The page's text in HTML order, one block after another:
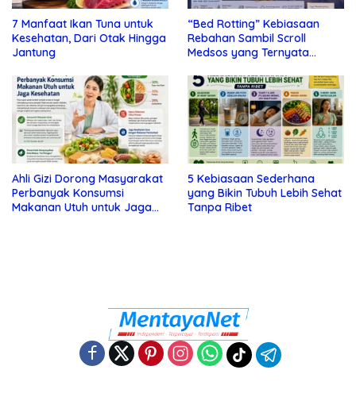
7 Manfaat Ikan Tuna untuk
Kesehatan, Dari Otak Hingga
Jantung
“Bed Rotting” Kebiasaan
Rebahan Sambil Scroll
Medsos yang Ternyata
Ahli Gizi Dorong Masyarakat
Perbanyak Konsumsi
Makanan Utuh untuk Jaga
5 Kebiasaan Sederhana
yang Bikin Tubuh Lebih Sehat
Tanpa Ribet